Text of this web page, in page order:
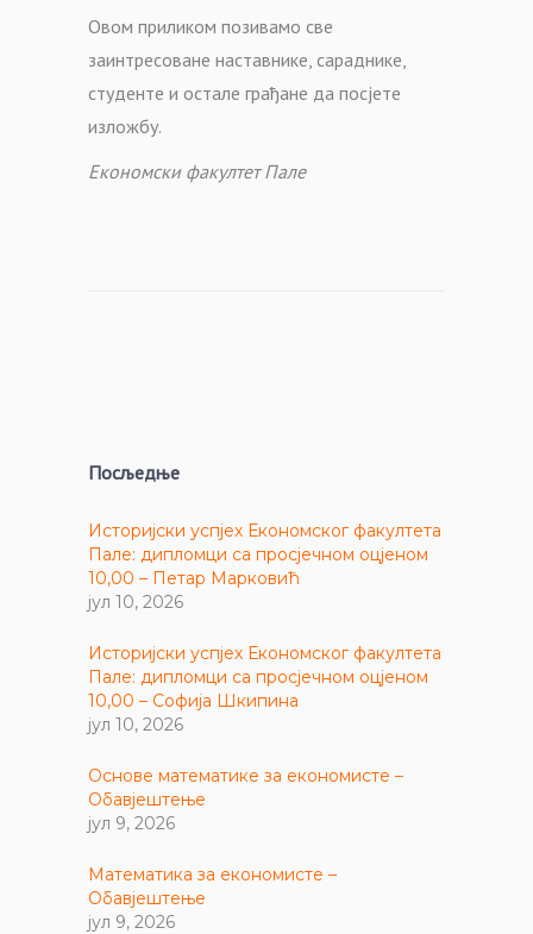
Овом приликом позивамо све
заинтресоване наставнике, сараднике,
студенте и остале грађане да посјете
изложбу.
Економски факултет Пале
Посљедње
Историјски успјех Економског факултета
Пале: дипломци са просјечном оцјеном
10,00 – Петар Марковић
јул 10, 2026
Историјски успјех Економског факултета
Пале: дипломци са просјечном оцјеном
10,00 – Софија Шкипина
јул 10, 2026
Основе математике за економисте –
Обавјештење
јул 9, 2026
Математика за економисте –
Обавјештење
јул 9, 2026